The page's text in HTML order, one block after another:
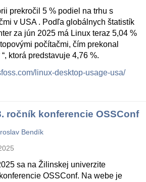
prekročil 5 % podiel na trhu s
v USA . Podľa globálnych štatistík
za jún 2025 má Linux teraz 5,04 %
počítačmi, čím prekonal
ktorá predstavuje 4,76 %.
linux-desktop-usage-usa/
ročník konferencie OSSConf
Bendík
sa na Žilinskej univerzite
OSSConf. Na webe je